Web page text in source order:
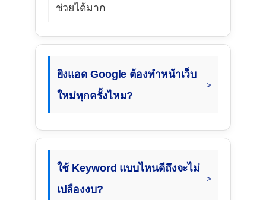
ช่วยได้มาก
ยิงแอด Google ต้องทำหน้าเว็บ
ใหม่ทุกครั้งไหม?
ใช้ Keyword แบบไหนดีถึงจะไม่
เปลืองงบ?